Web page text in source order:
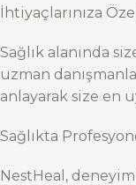
İhtiyaçlarınıza
Sağlık alanında
uzman
anlayarak size en
Sağlıkta
NestHeal,